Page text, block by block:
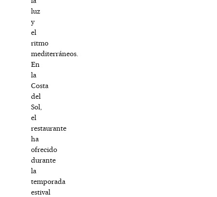
luz
y
el
ritmo
mediterráneos.
En
la
Costa
del
Sol,
el
restaurante
ha
ofrecido
durante
la
temporada
estival